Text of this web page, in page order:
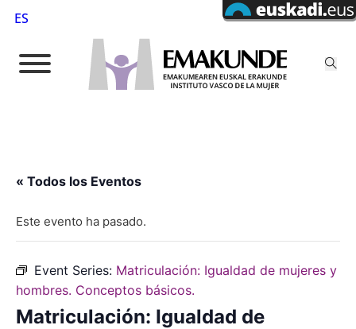
ES
« Todos los Eventos
Este evento ha pasado.
Event Series: Matriculación: Igualdad de mujeres y
hombres. Conceptos básicos.
Matriculación: Igualdad de